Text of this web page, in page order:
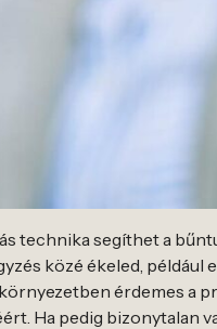
technika segíthet a
közé ékeled,
érdemes a
Ha pedig bizonytalan